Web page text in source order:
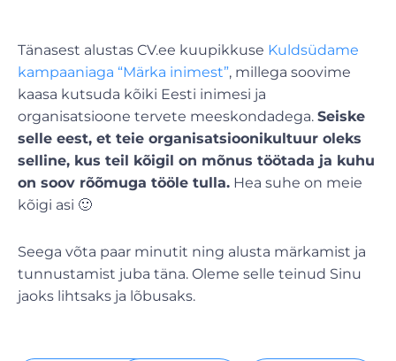
Tänasest alustas CV.ee kuupikkuse Kuldsüdame
kampaaniaga “Märka inimest”, millega soovime
kaasa kutsuda kõiki Eesti inimesi ja
organisatsioone tervete meeskondadega. Seiske
selle eest, et teie organisatsioonikultuur oleks
selline, kus teil kõigil on mõnus töötada ja kuhu
on soov rõõmuga tööle tulla. Hea suhe on meie
kõigi asi 🙂
Seega võta paar minutit ning alusta märkamist ja
tunnustamist juba täna. Oleme selle teinud Sinu
jaoks lihtsaks ja lõbusaks.